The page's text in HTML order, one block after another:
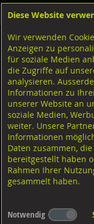
Shop Schrauben
Diverse Ausführungen M-
Stiftschrauben mit
Diese Website
Wir verwenden
Anzeigen zu
für soziale Medien
die Zugriffe auf
analysieren.
Informationen zu
unserer Website an
soziale Medien,
weiter. Unsere
Informationen
Daten zusammen,
bereitgestellt haben
Rahmen Ihrer
gesammelt haben.
Notwendig